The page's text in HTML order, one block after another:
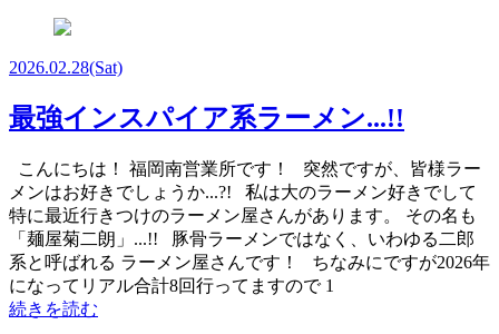
2026.02.28(Sat)
最強インスパイア系ラーメン...!!
こんにちは！ 福岡南営業所です！ 突然ですが、皆様ラー
メンはお好きでしょうか...?! 私は大のラーメン好きでして
特に最近行きつけのラーメン屋さんがあります。 その名も
「麺屋菊二朗」...!! 豚骨ラーメンではなく、いわゆる二郎
系と呼ばれる ラーメン屋さんです！ ちなみにですが2026年
になってリアル合計8回行ってますので 1
続きを読む